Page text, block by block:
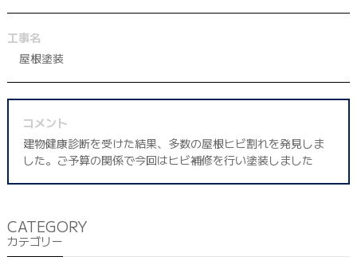
工事名
屋根塗装
コメント
建物健康診断を受けた結果、多数の屋根ヒビ割れを発見しま
した。ご予算の関係で今回はヒビ補修を行い塗装しました
CATEGORY
カテゴリー